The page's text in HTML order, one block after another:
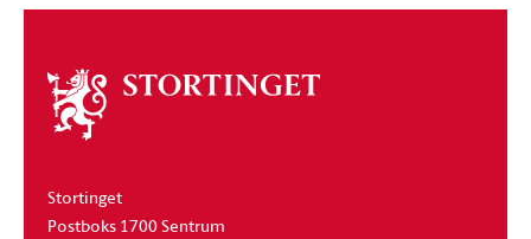
Om
stortinget
Stortinget
Postboks 1700 Sentrum